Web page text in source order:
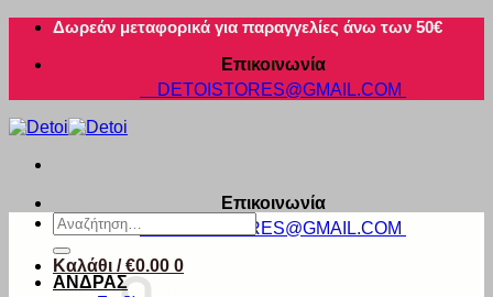
Μετάβαση
περιεχόμενο
Δωρεάν μεταφορικά για παραγγελίες άνω των 50€
Επικοινωνία
DETOISTORES@GMAIL.COM
Επικοινωνία
DETOISTORES@GMAIL.COM
Καλάθι /€0.00 0
Αναζήτηση
για:
ΑΝΔΡΑΣ